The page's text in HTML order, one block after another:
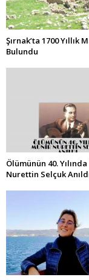
Şırnak’ta 1700 Yıllık
Bulundu
Ölümünün 40.
Nurettin Selçuk